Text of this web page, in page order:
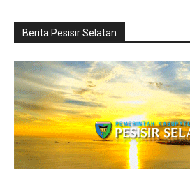
Berita Pesisir Selatan